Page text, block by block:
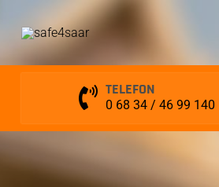
content
TELEFON
0 68 34 / 46 99 140